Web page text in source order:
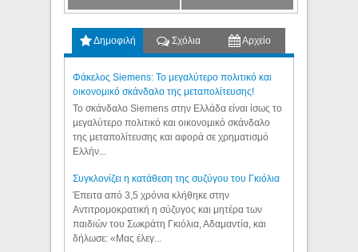
Δημοφιλή Σχόλια Αρχείο
Φάκελος Siemens: Το μεγαλύτερο πολιτικό και
οικονομικό σκάνδαλο της μεταπολίτευσης!
Το σκάνδαλο Siemens στην Ελλάδα είναι ίσως το
μεγαλύτερο πολιτικό και οικονομικό σκάνδαλο
της μεταπολίτευσης και αφορά σε χρηματισμό
Ελλήν...
Συγκλονίζει η κατάθεση της συζύγου του Γκιόλια
Έπειτα από 3,5 χρόνια κλήθηκε στην
Αντιτρομοκρατική η σύζυγος και μητέρα των
παιδιών του Σωκράτη Γκιόλια, Αδαμαντία, και
δήλωσε: «Μας έλεγ...